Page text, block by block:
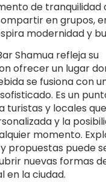
de tranquilidad
en grupos,
modernidad y
Shamua refleja su
ofrecer un lugar
se fusiona con
Es un
turistas y locales
y la
momento.
propuestas puede
nuevas formas
en la ciudad.